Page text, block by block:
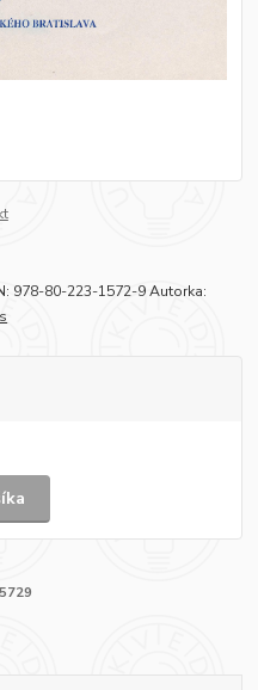
978-80-223-1572-9 Autorka: